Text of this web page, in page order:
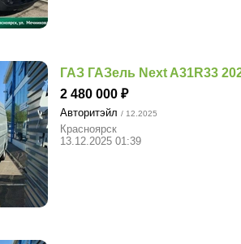
ГАЗ ГАЗель Next A31R33
2 480 000
Авторитэйл / 12.2025
Красноярск
13.12.2025 01:39